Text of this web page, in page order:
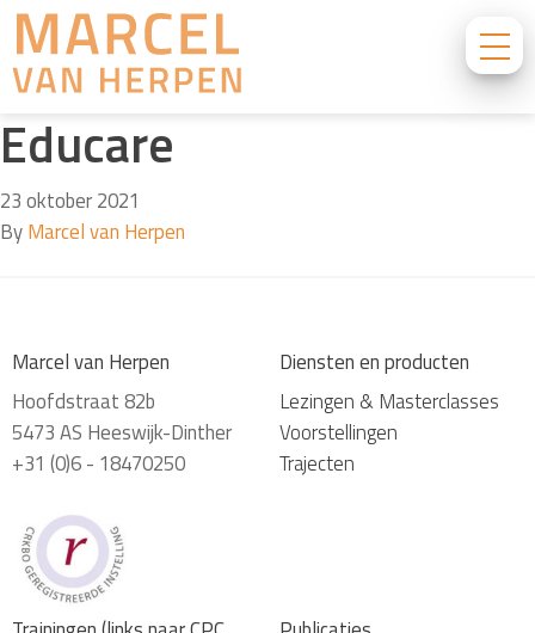
Educare
23 oktober 2021
ByMarcel van Herpen
Marcel van Herpen
Hoofdstraat 82b
5473 AS Heeswijk-Dinther
+31 (0)6 - 18470250
Diensten en producten
Lezingen & Masterclasses
Voorstellingen
Trajecten